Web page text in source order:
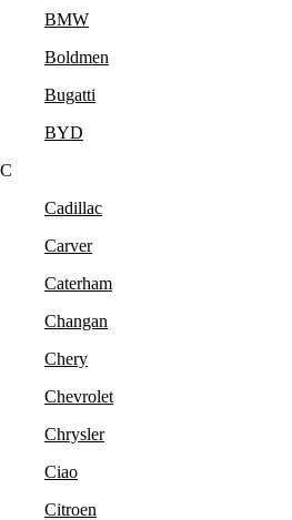
BMW
Boldmen
Bugatti
BYD
C
Cadillac
Carver
Caterham
Changan
Chery
Chevrolet
Chrysler
Ciao
Citroen